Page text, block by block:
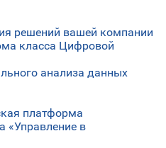
решений вашей компании
класса Цифровой
анализа данных
платформа
«Управление в